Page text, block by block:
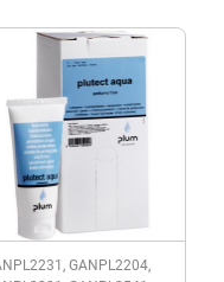
GANPL2204,